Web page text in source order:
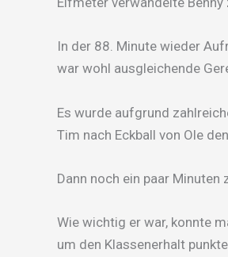
In der 88. Minute wieder
war wohl ausgleichende
Es wurde aufgrund
Tim nach Eckball von Ole
Dann noch ein paar
Wie wichtig er war, konnte
um den Klassenerhalt